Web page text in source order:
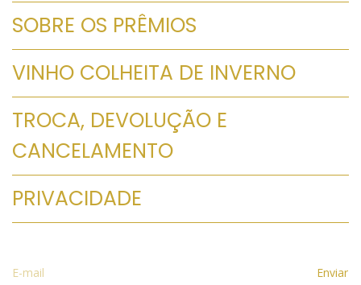
SOBRE OS PRÊMIOS
VINHO COLHEITA DE INVERNO
TROCA, DEVOLUÇÃO E
CANCELAMENTO
PRIVACIDADE